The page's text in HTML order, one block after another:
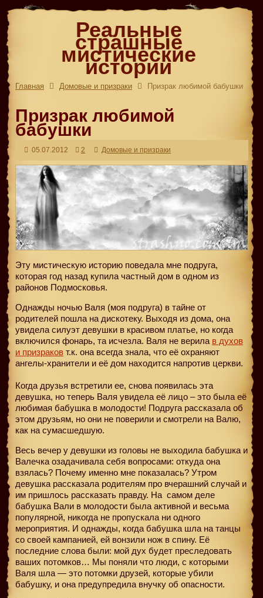
Реальные
страшные
мистические
истории
Главная Домовые и призраки Призрак любимой бабушки
Призрак любимой
бабушки
05.07.2012 2 Домовые и призраки
Эту мистическую историю поведала мне подруга,
которая год назад купила частный дом в одном из
районов Подмосковья.
Однажды ночью Валя (моя подруга) в тайне от
родителей пошла на дискотеку. Выходя из дома, она
увидела силуэт девушки в красивом платье, но когда
включился фонарь, та исчезла. Валя не верила в духов
и призраков т.к. она всегда знала, что её охраняют
ангелы-хранители и её дом находится напротив церкви.
Когда друзья встретили ее, снова появилась эта
девушка, но теперь Валя увидела её лицо – это была её
любимая бабушка в молодости! Подруга рассказала об
этом друзьям, но они не поверили и смотрели на Валю,
как на сумасшедшую.
Весь вечер у девушки из головы не выходила бабушка и
Валечка озадачивала себя вопросами: откуда она
взялась? Почему именно мне показалась? Утром
девушка рассказала родителям про вчерашний случай и
им пришлось рассказать правду. На самом деле
бабушка Вали в молодости была активной и весьма
популярной, никогда не пропускала ни одного
мероприятия. И однажды, когда бабушка шла на танцы
со своей кампанией, ей вонзили нож в спину. Её
последние слова были: мой дух будет преследовать
ваших потомков… Мы поняли что люди, с которыми
Валя шла — это потомки друзей, которые убили
бабушку, и она предупредила внучку об опасности.